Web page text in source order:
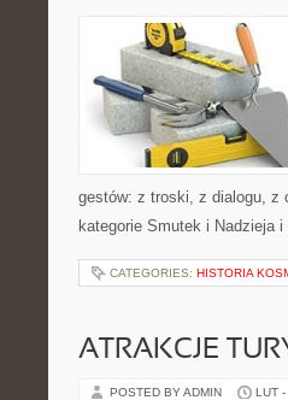
gestów: z troski, z dialogu, z
kategorie Smutek i Nadzieja
CATEGORIES: HISTORIA
ATRAKCJE
POSTED BY ADMIN LUT